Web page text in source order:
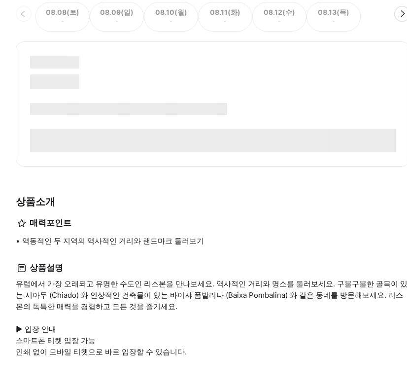
08.08(토)
-
08.09(일)
-
08.10(월)
-
08.11(화)
-
08.12(수)
-
08.13(목)
-
상품소개
매력포인트
역동적인 두 지역의 역사적인 거리와 랜드마크 둘러보기
상품설명
유럽에서 가장 오래되고 유명한 수도인 리스본을 만나보세요. 역사적인 거리와 명소를 둘러보세요. 구불구불한 골목이 있
는 시아두 (Chiado) 와 인상적인 건축물이 있는 바이샤 폼발리나 (Baixa Pombalina) 와 같은 동네를 방문해보세요. 리스
본의 독특한 매력을 경험하고 모든 것을 즐기세요.
▶ 입장 안내
스마트폰 티켓 입장 가능
인쇄 없이 모바일 티켓으로 바로 입장할 수 있습니다.